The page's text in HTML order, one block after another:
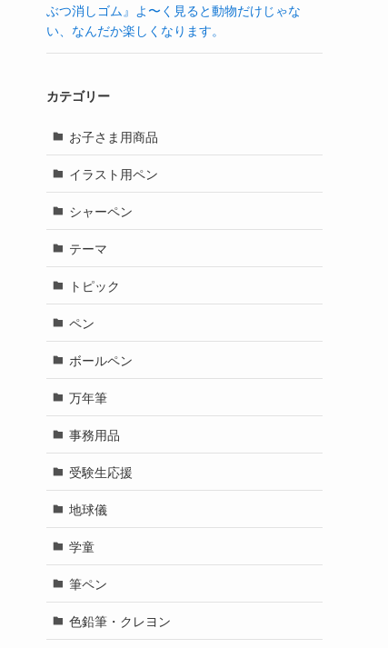
ぶつ消しゴム』よ〜く見ると動物だけじゃな
い、なんだか楽しくなります。
カテゴリー
お子さま用商品
イラスト用ペン
シャーペン
テーマ
トピック
ペン
ボールペン
万年筆
事務用品
受験生応援
地球儀
学童
筆ペン
色鉛筆・クレヨン